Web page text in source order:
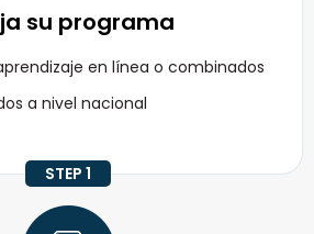
su programa
en línea o combinados
a nivel nacional
STEP 1